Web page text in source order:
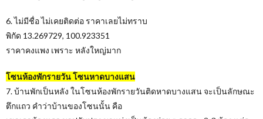
6. ไม่มีชื่อ ไม่เคยติดต่อ ราคาเลยไม่ทราบ
พิกัด 13.269729, 100.923351
ราคาคงแพง เพราะ หลังใหญ่มาก
โซนห้องพักรายวัน โซนหาดบางแสน
7. บ้านพักเป็นหลัง ในโซนห้องพักรายวันติดหาดบางแสน จะเป็นลักษณะ
ตึกแถว คำว่าบ้านของโซนนั้น คือ